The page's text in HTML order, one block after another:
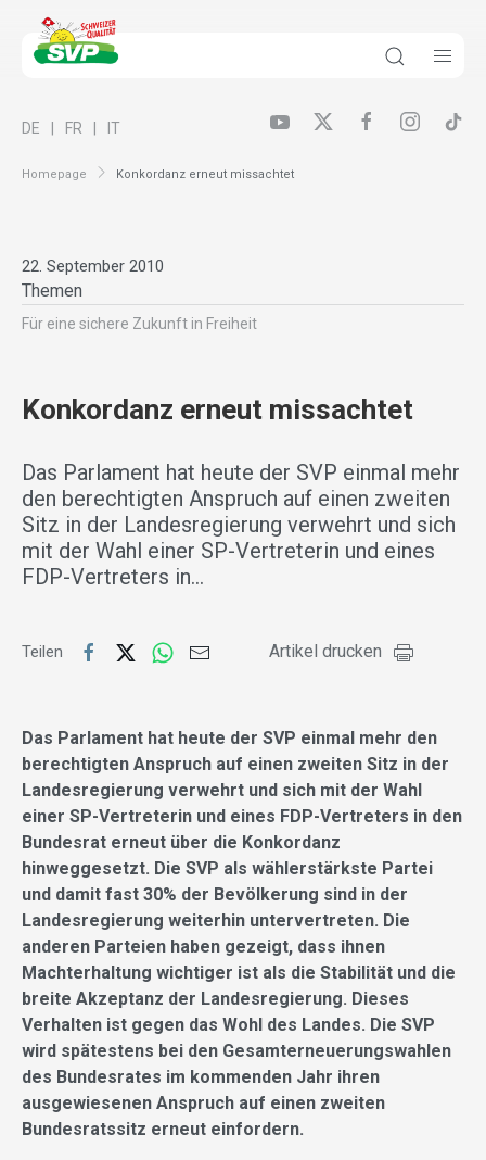
Homepage Konkordanz erneut missachtet
DE FR IT
22. September 2010
Themen
Für eine sichere Zukunft in Freiheit
Konkordanz erneut missachtet
Das Parlament hat heute der SVP einmal mehr
den berechtigten Anspruch auf einen zweiten
Sitz in der Landesregierung verwehrt und sich
mit der Wahl einer SP-Vertreterin und eines
FDP-Vertreters in…
Teilen Artikel drucken
Das Parlament hat heute der SVP einmal mehr den
berechtigten Anspruch auf einen zweiten Sitz in der
Landesregierung verwehrt und sich mit der Wahl
einer SP-Vertreterin und eines FDP-Vertreters in den
Bundesrat erneut über die Konkordanz
hinweggesetzt. Die SVP als wählerstärkste Partei
und damit fast 30% der Bevölkerung sind in der
Landesregierung weiterhin untervertreten. Die
anderen Parteien haben gezeigt, dass ihnen
Machterhaltung wichtiger ist als die Stabilität und die
breite Akzeptanz der Landesregierung. Dieses
Verhalten ist gegen das Wohl des Landes. Die SVP
wird spätestens bei den Gesamterneuerungswahlen
des Bundesrates im kommenden Jahr ihren
ausgewiesenen Anspruch auf einen zweiten
Bundesratssitz erneut einfordern.